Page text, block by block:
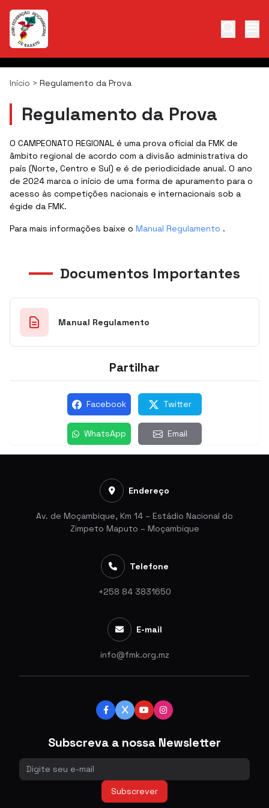
Início > Regulamento da Prova
Regulamento da Prova
O CAMPEONATO REGIONAL é uma prova oficial da FMK de
âmbito regional de acordo com a divisão administrativa do
país (Norte, Centro e Sul) e é de periodicidade anual. O ano
de 2024 marca o início de uma forma de apuramento para o
acesso às competições nacionais e internacionais sob a
égide da FMK.
Para mais informações baixe o Manual Regulamento .
Documentos Importantes
Manual Regulamento
Partilhar
Facebook Twitter
WhatsApp Email
Endereço
Av. de Moçambique, Km 14 – Estádio Nacional do
Zimpeto Maputo – Moçambique
Telefone
+258 84 3831650
E-mail
info@fmk.org.mz
Subscreva a nossa Newsletter
Subscrever